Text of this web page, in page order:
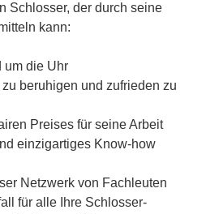
Schlosser, der durch seine
kann:
um die Uhr
beruhigen und zufrieden zu
Preises für seine Arbeit
einzigartiges Know-how
Netzwerk von Fachleuten
für alle Ihre Schlosser-